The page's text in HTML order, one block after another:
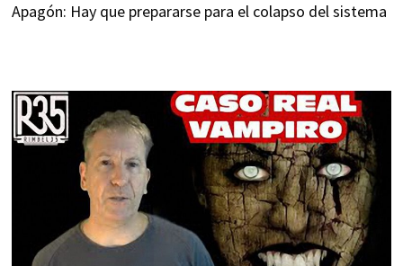
Apagón: Hay que prepararse para el colapso del sistema